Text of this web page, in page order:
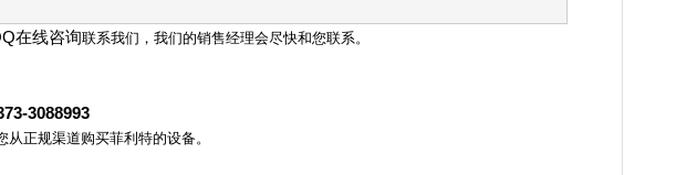
在线咨询联系我们，我们的销售经理会尽快和您联系。
3088993
正规渠道购买菲利特的设备。